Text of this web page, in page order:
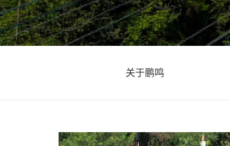
关于鹏鸣